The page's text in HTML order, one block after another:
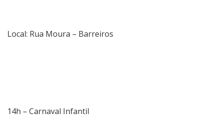
Local: Rua Moura – Barreiros
14h – Carnaval Infantil